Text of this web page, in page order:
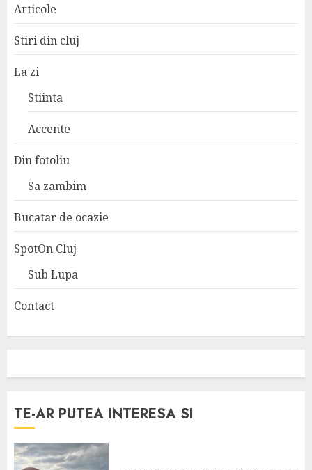
Articole
Stiri din cluj
La zi
Stiinta
Accente
Din fotoliu
Sa zambim
Bucatar de ocazie
SpotOn Cluj
Sub Lupa
Contact
TE-AR PUTEA INTERESA SI